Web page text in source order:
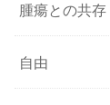
腫瘍との共存
自由